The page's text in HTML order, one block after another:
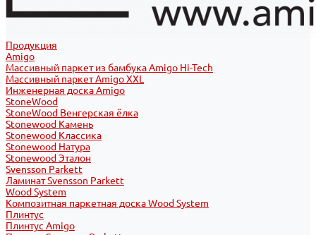
Продукция
Amigo
Массивный паркет из бамбука Amigo Hi-Tech
Массивный паркет Amigo XXL
Инженерная доска Amigo
StoneWood
StoneWood Венгерская ёлка
Stonewood Камень
Stonewood Классика
Stonewood Натура
Stonewood Эталон
Svensson Parkett
Ламинат Svensson Parkett
Wood System
Композитная паркетная доска Wood System
Плинтус
Плинтус Amigo